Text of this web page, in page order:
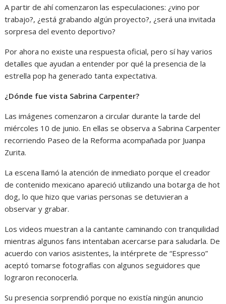
A partir de ahí comenzaron las especulaciones: ¿vino por
trabajo?, ¿está grabando algún proyecto?, ¿será una invitada
sorpresa del evento deportivo?
Por ahora no existe una respuesta oficial, pero sí hay varios
detalles que ayudan a entender por qué la presencia de la
estrella pop ha generado tanta expectativa.
¿Dónde fue vista Sabrina Carpenter?
Las imágenes comenzaron a circular durante la tarde del
miércoles 10 de junio. En ellas se observa a Sabrina Carpenter
recorriendo Paseo de la Reforma acompañada por Juanpa
Zurita.
La escena llamó la atención de inmediato porque el creador
de contenido mexicano apareció utilizando una botarga de hot
dog, lo que hizo que varias personas se detuvieran a
observar y grabar.
Los videos muestran a la cantante caminando con tranquilidad
mientras algunos fans intentaban acercarse para saludarla. De
acuerdo con varios asistentes, la intérprete de “Espresso”
aceptó tomarse fotografías con algunos seguidores que
lograron reconocerla.
Su presencia sorprendió porque no existía ningún anuncio